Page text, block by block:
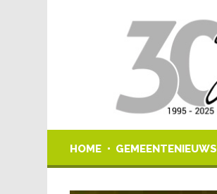
HOME GEMEENTENIEUWS